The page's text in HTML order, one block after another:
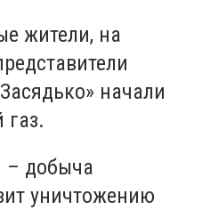
жители, на
начали
газ.
– добыча
уничтожению